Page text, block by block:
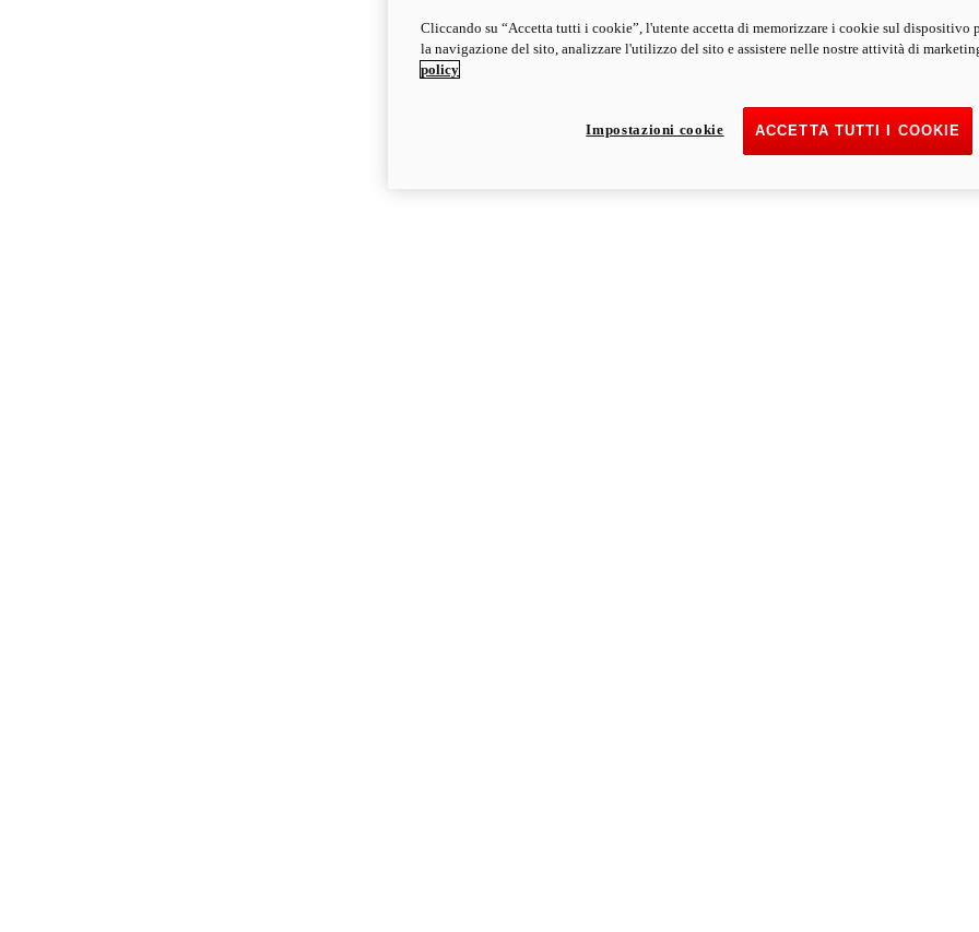
Cliccando su “Accetta tutti i cookie”, l'utente accetta di memorizzare i cookie sul dispositivo
la navigazione del sito, analizzare l'utilizzo del sito e assistere nelle nostre attività di
policy
ACCETTA TUTTI I COOKIE
Impostazioni cookie